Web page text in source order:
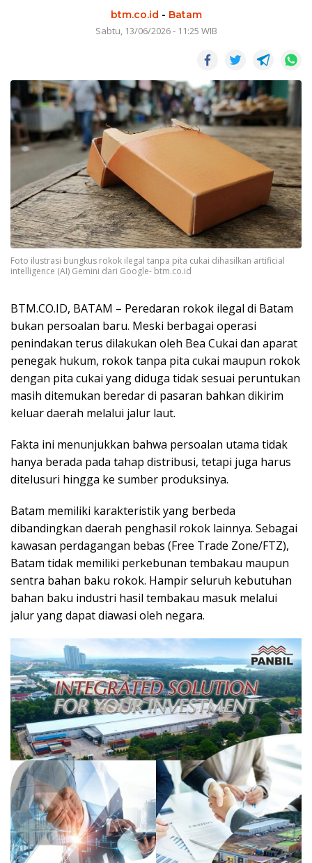
btm.co.id - Batam
Sabtu, 13/06/2026 - 11:25 WIB
Foto ilustrasi bungkus rokok ilegal tanpa pita cukai dihasilkan artificial
intelligence (AI) Gemini dari Google- btm.co.id
BTM.CO.ID, BATAM – Peredaran rokok ilegal di Batam
bukan persoalan baru. Meski berbagai operasi
penindakan terus dilakukan oleh Bea Cukai dan aparat
penegak hukum, rokok tanpa pita cukai maupun rokok
dengan pita cukai yang diduga tidak sesuai peruntukan
masih ditemukan beredar di pasaran bahkan dikirim
keluar daerah melalui jalur laut.
Fakta ini menunjukkan bahwa persoalan utama tidak
hanya berada pada tahap distribusi, tetapi juga harus
ditelusuri hingga ke sumber produksinya.
Batam memiliki karakteristik yang berbeda
dibandingkan daerah penghasil rokok lainnya. Sebagai
kawasan perdagangan bebas (Free Trade Zone/FTZ),
Batam tidak memiliki perkebunan tembakau maupun
sentra bahan baku rokok. Hampir seluruh kebutuhan
bahan baku industri hasil tembakau masuk melalui
jalur yang dapat diawasi oleh negara.